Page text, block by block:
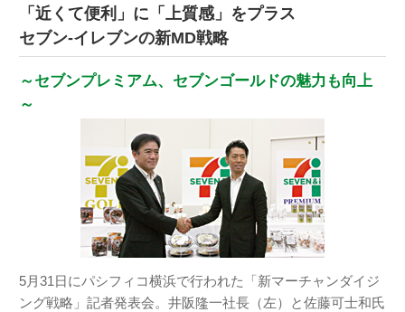
「近くて便利」に「上質感」をプラス
セブン‐イレブンの新MD戦略
～セブンプレミアム、セブンゴールドの魅力も向上
～
5月31日にパシフィコ横浜で行われた「新マーチャンダイジ
ング戦略」記者発表会。井阪隆一社長（左）と佐藤可士和氏